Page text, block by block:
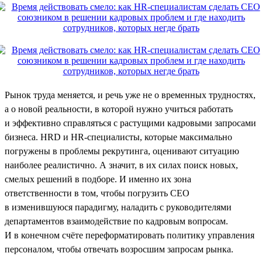
Рынок труда меняется, и речь уже не о временных трудностях,
а о новой реальности, в которой нужно учиться работать
и эффективно справляться с растущими кадровыми запросами
бизнеса. HRD и HR-специалисты, которые максимально
погружены в проблемы рекрутинга, оценивают ситуацию
наиболее реалистично. А значит, в их силах поиск новых,
смелых решений в подборе. И именно их зона
ответственности в том, чтобы погрузить CEO
в изменившуюся парадигму, наладить с руководителями
департаментов взаимодействие по кадровым вопросам.
И в конечном счёте переформатировать политику управления
персоналом, чтобы отвечать возросшим запросам рынка.